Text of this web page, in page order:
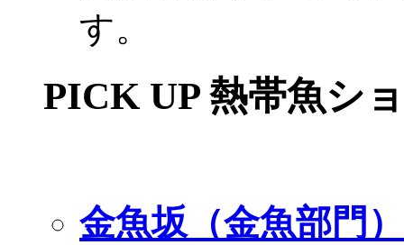
す。
PICK UP 熱帯魚シ
金魚坂（金魚部門）